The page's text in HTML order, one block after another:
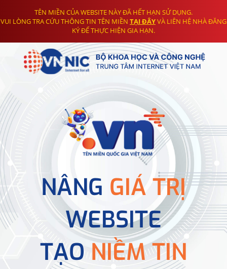
TÊN MIỀN CỦA WEBSITE NÀY ĐÃ HẾT HẠN SỬ DỤNG.
VUI LÒNG TRA CỨU THÔNG TIN TÊN MIỀN TẠI ĐÂYVÀ LIÊN HỆ NHÀ ĐĂNG
KÝ ĐỂ THỰC HIỆN GIA HẠN.
NÂNG GIÁ TRỊ
WEBSITE
TẠONIỀM TIN